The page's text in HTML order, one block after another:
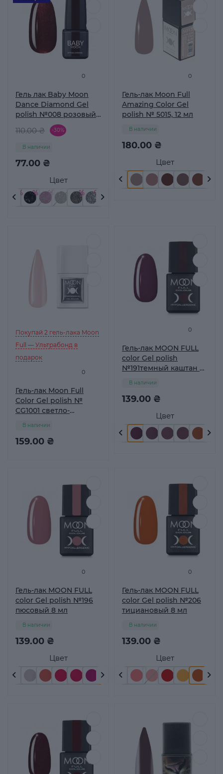
0
Гель лак Baby Moon
Dance Diamond Gel
polish №008 розовый
шоколад 6 мл
Цвет
110.00 ₴ -30%
77.00 ₴
В наличии
0
Гель-лак Moon Full
Amazing Color Gel
polish № 5015, 12 мл
Цвет
180.00 ₴
В наличии
0
Покупай 2 гель-лака Moon
Full — Ультрабонд в
подарок
Гель-лак Moon Full
Color Gel polish №
CG1001 светло-
159.00 ₴
В наличии
0
Гель-лак MOON FULL
color Gel polish
№191темный каштан 8
Цвет
139.00 ₴
В наличии
0
Гель-лак MOON FULL
color Gel polish №196
пюсовый 8 мл
Цвет
139.00 ₴
В наличии
0
Гель-лак MOON FULL
color Gel polish №206
тициановый 8 мл
Цвет
139.00 ₴
В наличии